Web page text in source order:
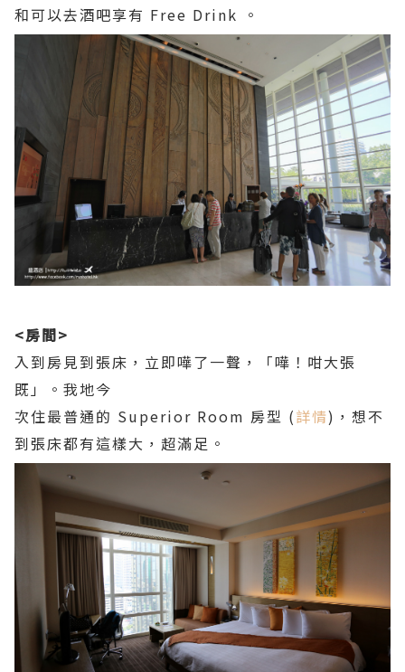
和可以去酒吧享有 Free Drink 。
<房間>
入到房見到張床，立即嘩了一聲，「嘩！咁大張
既」。我地今
次住最普通的 Superior Room 房型 (詳情)，想不
到張床都有這樣大，超滿足。